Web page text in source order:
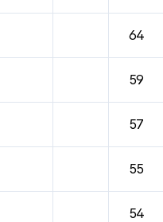
64
59
57
55
54